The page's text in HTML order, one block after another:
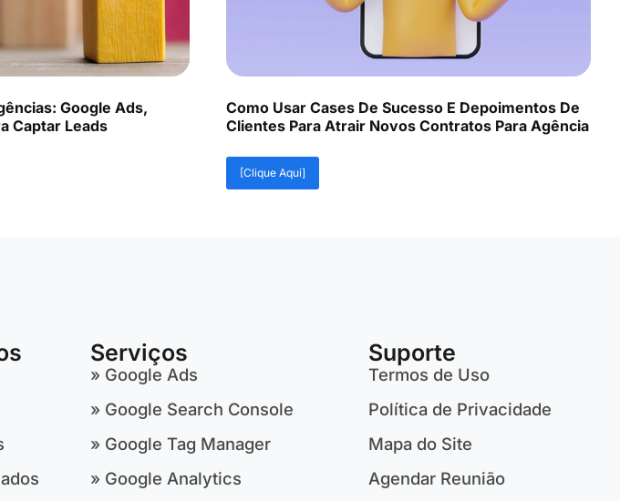
Google Ads,
Captar Leads
Como Usar Cases De Sucesso E Depoimentos De
Clientes Para Atrair Novos Contratos Para Agência
[Clique Aqui]
Serviços
» Google Ads
» Google Search Console
» Google Tag Manager
» Google Analytics
Suporte
Termos de Uso
Política de Privacidade
Mapa do Site
Agendar Reunião